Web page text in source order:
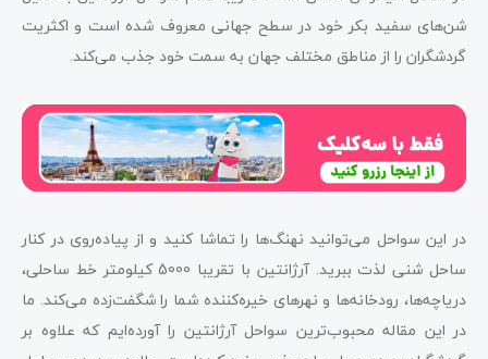
شن‌های سفید بکر خود در سطح جهانی معروف شده است و اکثریت
گردشگران را از مناطق مختلف جهان به سمت خود جذب می‌کند.
در این سواحل می‌توانید نهنگ‌ها را تماشا کنید و از پیاده‌روی در کنار
ساحل شنی لذت ببرید. آرژانتین با تقریبا 5000 کیلومتر خط ساحلی،
دریاچه‌ها، رودخانه‌ها و نهرهای خیره‌کننده شما را شگفت‌زده می‌کند. ما
در این مقاله محبوب‌ترین سواحل آرژانتین را آورده‌ایم که علاوه بر